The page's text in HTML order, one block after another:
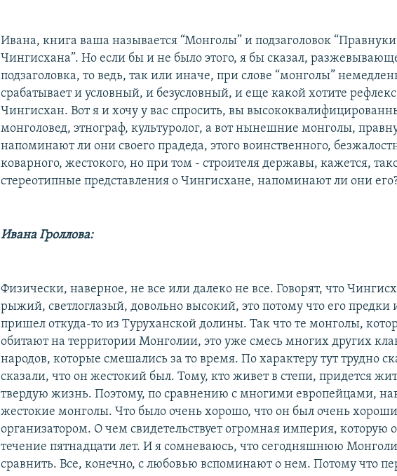
Ивана, книга ваша называется “Монголы” и подзаголовок “Правнуки
Чингисхана”. Но если бы и не было этого, я бы сказал,
подзаголовка, то ведь, так или иначе, при слове “монголы”
срабатывает и условный, и безусловный, и еще какой хотите
Чингисхан. Вот я и хочу у вас спросить, вы
монголовед, этнограф, культуролог, а вот нынешние монголы,
напоминают ли они своего прадеда, этого воинственного,
коварного, жестокого, но при том - строителя державы, кажется,
стереотипные представления о Чингисхане, напоминают ли они
Ивана Гроллова:
Физически, наверное, не все или далеко не все. Говорят, что
рыжий, светлоглазый, довольно высокий, это потому что его предки
пришел откуда-то из Туруханской долины. Так что те монголы,
обитают на территории Монголии, это уже смесь многих других
народов, которые смешались за то время. По характеру тут трудно
сказали, что он жестокий был. Тому, кто живет в степи, придется
твердую жизнь. Поэтому, по сравнению с многими европейцами,
жестокие монголы. Что было очень хорошо, что он был очень
организатором. О чем свидетельствует огромная империя, которую
течение пятнадцати лет. И я сомневаюсь, что сегодняшнюю
сравнить. Все, конечно, с любовью вспоминают о нем. Потому что